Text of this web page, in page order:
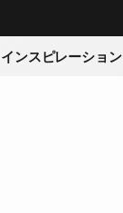
インスピレーション